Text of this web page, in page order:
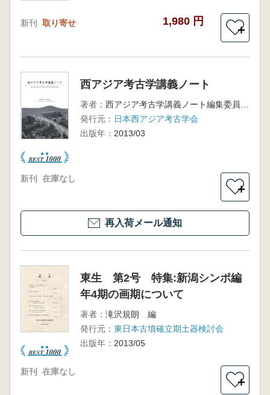
新刊 取り寄せ 1,980 円
＋
西アジア考古学講義ノート
著者：
発行元： 日本西アジア考古学会
出版年： 2013/03
新刊 在庫なし
＋
再入荷メール通知
東生 第2号 特集:新潟シンポ編
年4期の画期について
著者： 滝沢規朗 編
発行元： 東日本古墳確立期土器検討会
出版年： 2013/05
新刊 在庫なし
＋